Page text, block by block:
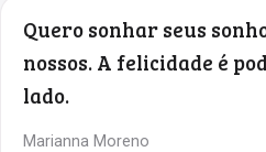
Quero sonhar seus
nossos. A felicidade é
lado.
Marianna Moreno